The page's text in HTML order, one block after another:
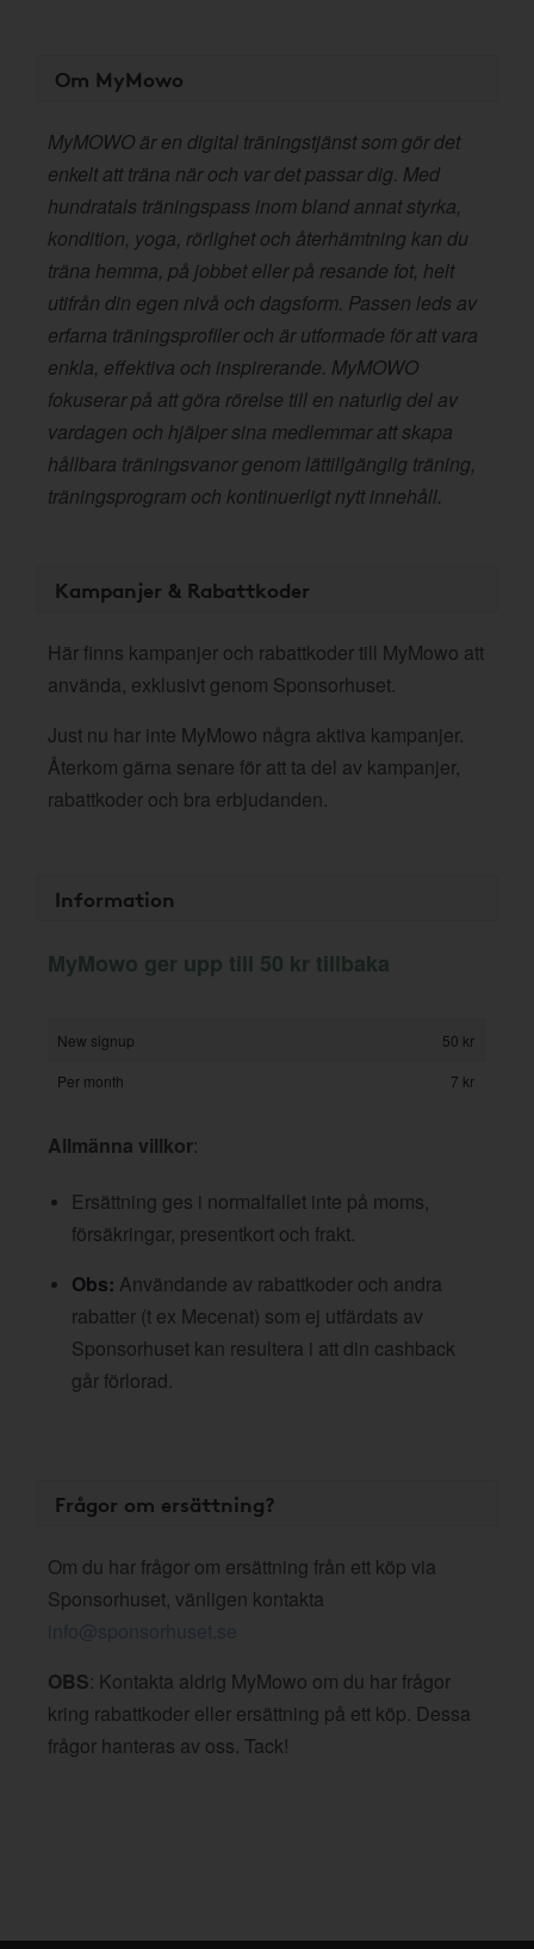
Om MyMowo
MyMOWO är en digital träningstjänst som gör det
enkelt att träna när och var det passar dig. Med
hundratals träningspass inom bland annat styrka,
kondition, yoga, rörlighet och återhämtning kan du
träna hemma, på jobbet eller på resande fot, helt
utifrån din egen nivå och dagsform. Passen leds av
erfarna träningsprofiler och är utformade för att vara
enkla, effektiva och inspirerande. MyMOWO
fokuserar på att göra rörelse till en naturlig del av
vardagen och hjälper sina medlemmar att skapa
hållbara träningsvanor genom lättillgänglig träning,
träningsprogram och kontinuerligt nytt innehåll.
Kampanjer & Rabattkoder
Här finns kampanjer och rabattkoder till MyMowo att
använda, exklusivt genom Sponsorhuset.
Just nu har inte MyMowo några aktiva kampanjer.
Återkom gärna senare för att ta del av kampanjer,
rabattkoder och bra erbjudanden.
Information
MyMowo ger upp till 50 kr tillbaka
New signup
50 kr
Per month
7 kr
Allmänna villkor:
Ersättning ges i normalfallet inte på moms,
försäkringar, presentkort och frakt.
Obs: Användande av rabattkoder och andra
rabatter (t ex Mecenat) som ej utfärdats av
Sponsorhuset kan resultera i att din cashback
går förlorad.
Frågor om ersättning?
Om du har frågor om ersättning från ett köp via
Sponsorhuset, vänligen kontakta
info@sponsorhuset.se
OBS: Kontakta aldrig MyMowo om du har frågor
kring rabattkoder eller ersättning på ett köp. Dessa
frågor hanteras av oss. Tack!